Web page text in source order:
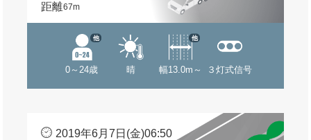
距離67m
0～24歳
他
晴 幅13.0m～
他
３灯式信号
2019年6月7日(金)06:50